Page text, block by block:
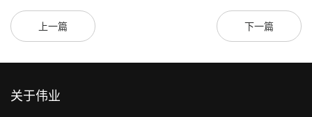
上一篇 下一篇
关于伟业